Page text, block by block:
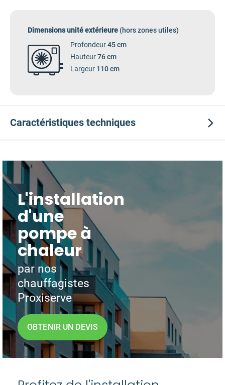
Dimensions unité extérieure (hors zones utiles)
Profondeur45 cm
Hauteur76 cm
Largeur 110 cm
Caractéristiques techniques
L'installation
d'une
pompe à
chaleur
par nos
chauffagistes
Proxiserve
OBTENIR UN DEVIS